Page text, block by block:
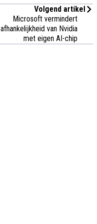
Volgend artikel
Microsoft vermindert
afhankelijkheid van Nvidia
met eigen AI-chip